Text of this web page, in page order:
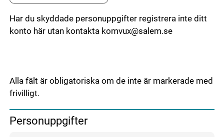
Har du skyddade personuppgifter registrera inte ditt
konto här utan kontakta komvux@salem.se
Alla fält är obligatoriska om de inte är markerade med
frivilligt.
Personuppgifter